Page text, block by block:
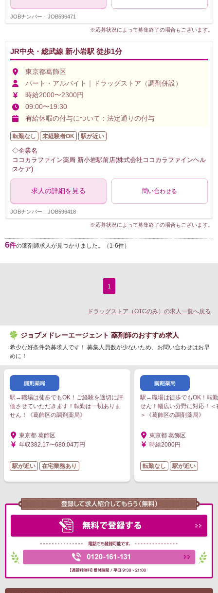
JOBナンバー：JOB596471
※応募状況によって募集終了の場合もございます。
JR中央・総武線 新小岩駅 徒歩1分
東京都葛飾区
パート・アルバイト｜ドラッグストア（調剤併設）
時給2000〜2300円
09:00〜19:30
有給休暇の付与について：法定通りの付与
転勤なし 未経験者OK 駅が近い
◇企業名
ココカラファイン薬局 新小岩駅前店(株式会社ココカラファインヘル
スケア)
求人の詳細を見る 問い合わせる
JOBナンバー：JOB596418
※応募状況によって募集終了の場合もございます。
6件の薬剤師求人が見つかりました。（1-6件）
1
ドラッグストア（OTCのみ）の求人一覧へ戻る
ジョブメドレーエージェント 薬剤師のおすすめ求人
希少な好条件急募求人です！ 募集人員数が少ないため、お問い合わせはお早
めに！
駅→職場は徒歩でもOK！ご経験を適切に評
価させていただきます！転勤は一切ありま
せん！《葛飾区の調剤薬局》
東京都 葛飾区
年収382.17〜680.04万円
駅が近い 在宅業務あり
駅→職場は徒歩でもOK！転
せん！幅広い分野に対応！＜
＞《葛飾区の調剤薬局》
東京都 葛飾区
時給2000円
転勤なし 駅が近い